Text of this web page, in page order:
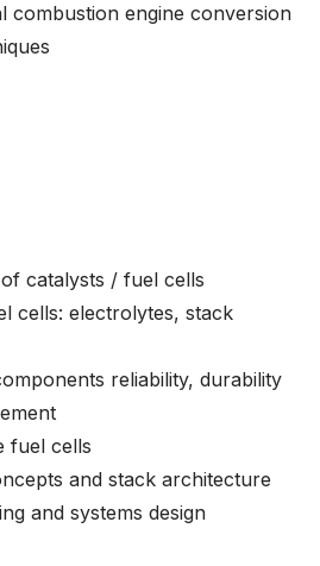
combustion engine conversion
catalysts / fuel cells
cells: electrolytes, stack
reliability, durability
fuel cells
and stack architecture
and systems design